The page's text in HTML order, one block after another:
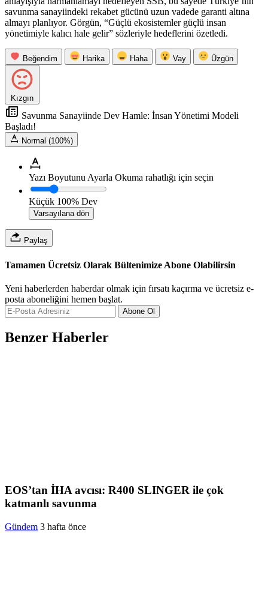
savunma sanayiindeki rekabet gücünü uzun vadede garanti altına
almayı planlıyor. Görgün, “Güçlü ekosistemler güçlü insan
yönetimiyle kalıcı hale gelir” sözleriyle hedeflerini özetledi.
Beğendim Harika Haha Vay Üzgün
Kızgın
Savunma Sanayiinde Dev Hamle: İnsan Yönetimi Modeli
Başladı!
Normal (100%)
Yazı Boyutunu Ayarla Okuma rahatlığı için seçin
Küçük 100% Dev
Varsayılana dön
Paylaş
Tamamen Ücretsiz Olarak Bültenimize Abone Olabilirsin
Yeni haberlerden haberdar olmak için fırsatı kaçırma ve ücretsiz e-
posta aboneliğini hemen başlat.
Abone Ol
Benzer Haberler
EOS’tan İHA avcısı: R400 SLINGER ile çok
katmanlı savunma
Gündem 3 hafta önce